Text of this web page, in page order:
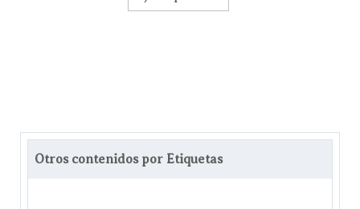
Otros contenidos por Etiquetas